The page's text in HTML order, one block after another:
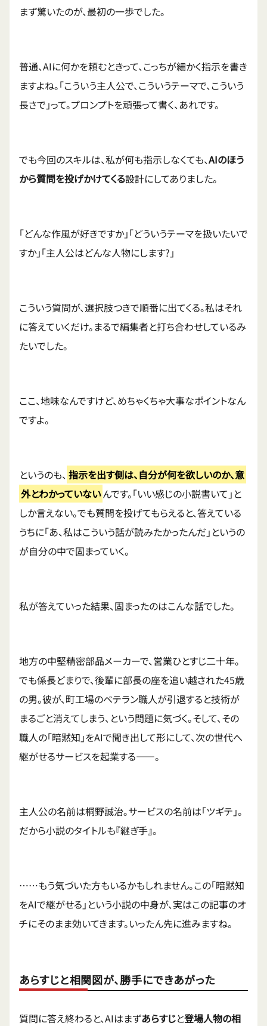
まず驚いたのが、最初の一歩でした。
普通、AIに何かを頼むときって、こっちが細かく指示を書き
ますよね。「こういう主人公で、こういうテーマで、こういう
長さで」って。プロンプトを頑張って書く、あれです。
でも今回のスキルは、私が何も指示しなくても、AIのほう
から質問を投げかけてくる設計にしてありました。
「どんな作風が好きですか」「どういうテーマを扱いたいで
すか」「主人公はどんな人物にします?」
こういう質問が、選択肢つきで順番に出てくる。私はそれ
に答えていくだけ。まるで編集者と打ち合わせしているみ
たいでした。
ここ、地味なんですけど、めちゃくちゃ大事なポイントなん
ですよ。
というのも、 指示を出す側は、自分が何を欲しいのか、意
外とわかっていないんです。「いい感じの小説書いて」と
しか言えない。でも質問を投げてもらえると、答えている
うちに「あ、私はこういう話が読みたかったんだ」というの
が自分の中で固まっていく。
私が答えていった結果、固まったのはこんな話でした。
地方の中堅精密部品メーカーで、営業ひとすじ二十年。
でも係長どまりで、後輩に部長の座を追い越された45歳
の男。彼が、町工場のベテラン職人が引退すると技術が
まるごと消えてしまう、という問題に気づく。そして、その
職人の「暗黙知」をAIで聞き出して形にして、次の世代へ
継がせるサービスを起業する——。
主人公の名前は桐野誠治。サービスの名前は「ツギテ」。
だから小説のタイトルも『継ぎ手』。
……もう気づいた方もいるかもしれません。この「暗黙知
をAIで継がせる」という小説の中身が、実はこの記事のオ
チにそのまま効いてきます。いったん先に進みますね。
あらすじと相関図が、勝手にできあがった
質問に答え終わると、AIはまずあらすじと登場人物の相